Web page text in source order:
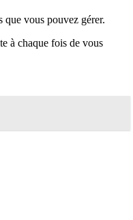
que vous pouvez gérer.
à chaque fois de vous